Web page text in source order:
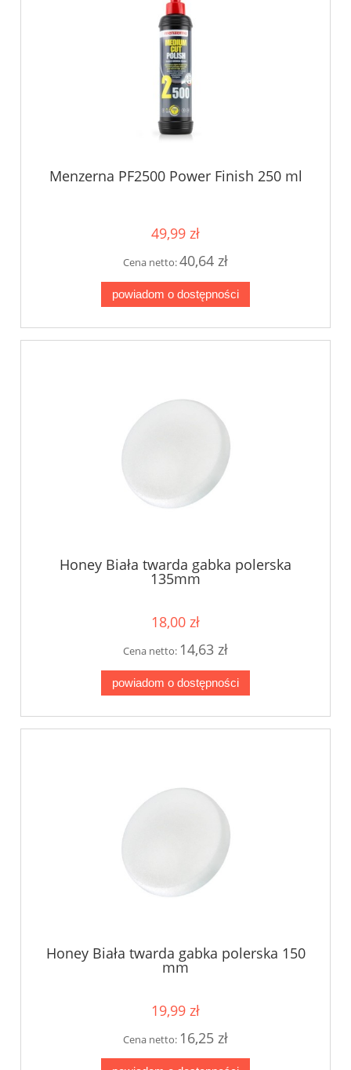
Menzerna PF2500 Power Finish 250 ml
49,99 zł
Cena netto:40,64 zł
powiadom o dostępności
Honey Biała twarda gabka polerska
135mm
18,00 zł
Cena netto: 14,63 zł
powiadom o dostępności
Honey Biała twarda gabka polerska 150
mm
19,99 zł
Cena netto: 16,25 zł